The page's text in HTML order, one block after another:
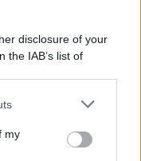
disclosure of your
the IAB’s list of
by us to third parties
my